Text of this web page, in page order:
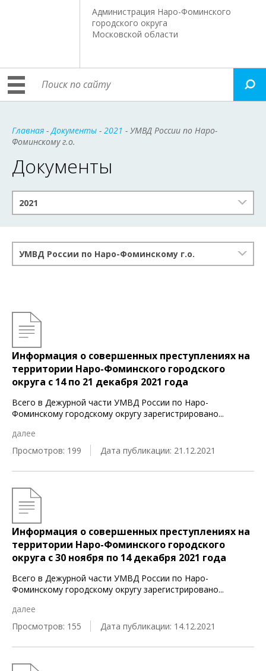
Администрация Наро-Фоминского
городского округа
Московской области
Главная -Документы - 2021 - УМВД России по Наро-
Фоминскому г.о.
Документы
2021
УМВД России по Наро-Фоминскому г.о.
Информация о совершенных преступлениях на
территории Наро-Фоминского городского
округа c 14 по 21 декабря 2021 года
Всего в Дежурной части УМВД России по Наро-
Фоминскому городскому округу зарегистрировано...
далее
Просмотров: 199
Дата публикации: 21.12.2021
Информация о совершенных преступлениях на
территории Наро-Фоминского городского
округа c 30 ноября по 14 декабря 2021 года
Всего в Дежурной части УМВД России по Наро-
Фоминскому городскому округу зарегистрировано...
далее
Просмотров: 155
Дата публикации: 14.12.2021